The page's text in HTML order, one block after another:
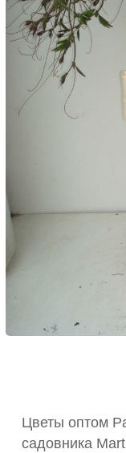
Цветы оптом
садовника